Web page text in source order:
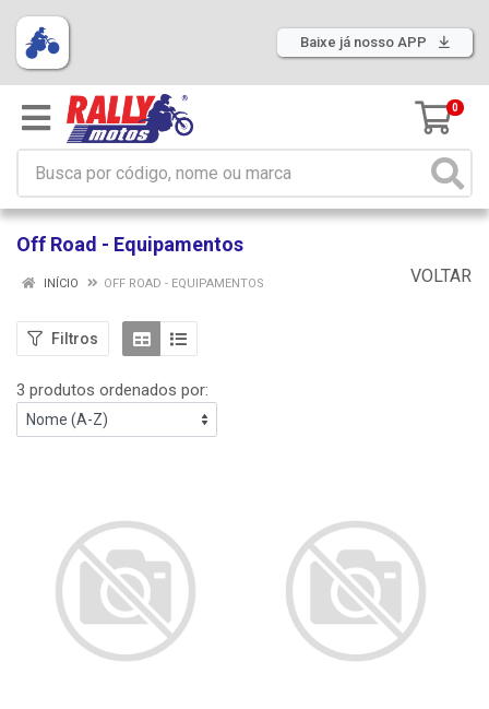
Baixe já nosso APP
0
Off Road - Equipamentos
VOLTAR
INÍCIO OFF ROAD - EQUIPAMENTOS
Filtros
3 produtos ordenados por: